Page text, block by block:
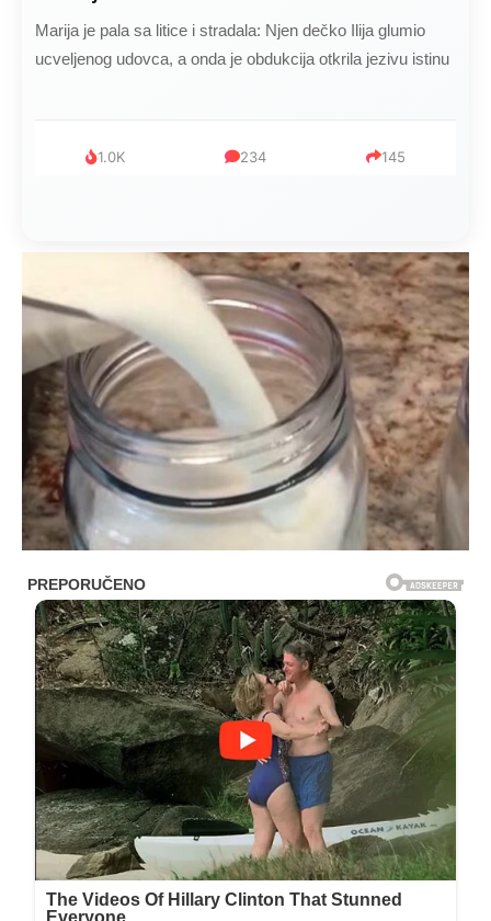
Kad se Marin suprug razbolio ona ga kupala, pelene mu
mijenjala: Jedno jutro je poslao po čokoladu..
999 321 234